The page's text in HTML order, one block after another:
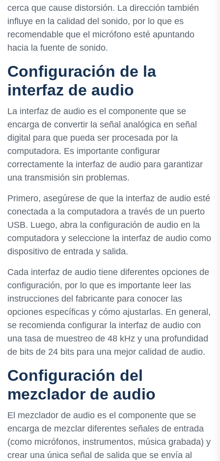
cerca que cause distorsión. La dirección también
influye en la calidad del sonido, por lo que es
recomendable que el micrófono esté apuntando
hacia la fuente de sonido.
Configuración de la
interfaz de audio
La interfaz de audio es el componente que se
encarga de convertir la señal analógica en señal
digital para que pueda ser procesada por la
computadora. Es importante configurar
correctamente la interfaz de audio para garantizar
una transmisión sin problemas.
Primero, asegúrese de que la interfaz de audio esté
conectada a la computadora a través de un puerto
USB. Luego, abra la configuración de audio en la
computadora y seleccione la interfaz de audio como
dispositivo de entrada y salida.
Cada interfaz de audio tiene diferentes opciones de
configuración, por lo que es importante leer las
instrucciones del fabricante para conocer las
opciones específicas y cómo ajustarlas. En general,
se recomienda configurar la interfaz de audio con
una tasa de muestreo de 48 kHz y una profundidad
de bits de 24 bits para una mejor calidad de audio.
Configuración del
mezclador de audio
El mezclador de audio es el componente que se
encarga de mezclar diferentes señales de entrada
(como micrófonos, instrumentos, música grabada) y
crear una única señal de salida que se envía al